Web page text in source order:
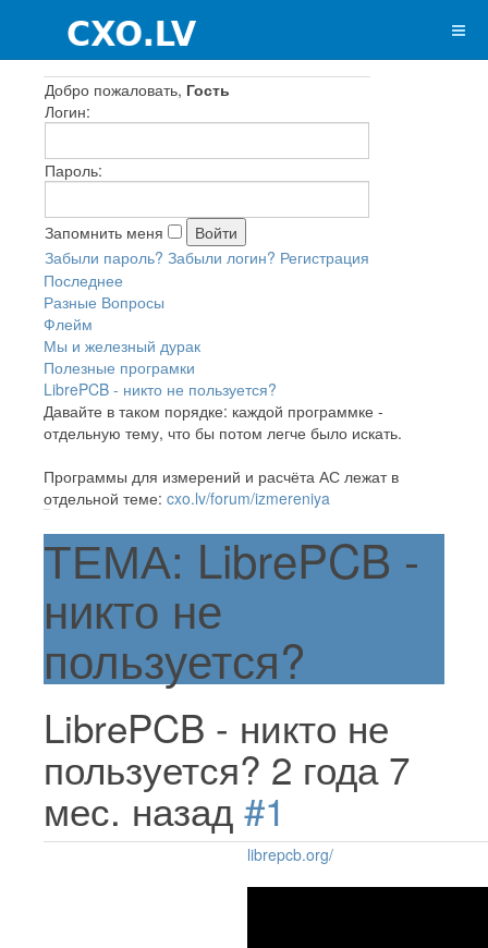
Добро пожаловать, Гость
Логин:
Пароль:
Запомнить меня
Забыли пароль? Забыли логин? Регистрация
Последнее
Разные Вопросы
Флейм
Мы и железный дурак
Полезные програмки
LibrePCB - никто не пользуется?
Давайте в таком порядке: каждой программке -
отдельную тему, что бы потом легче было искать.
Программы для измерений и расчёта АС лежат в
отдельной теме: cxo.lv/forum/izmereniya
ТЕМА: LibrePCB -
никто не
пользуется?
LibrePCB - никто не
пользуется? 2 года 7
мес. назад #1
librepcb.org/